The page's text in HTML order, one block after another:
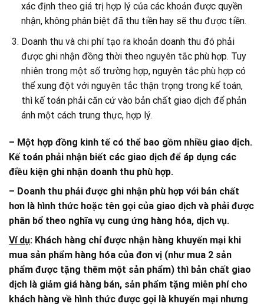
xác định theo giá trị hợp lý của các khoản được quyền
nhận, không phân biệt đã thu tiền hay sẽ thu được tiền.
Doanh thu và chi phí tạo ra khoản doanh thu đó phải
được ghi nhận đồng thời theo nguyên tắc phù hợp. Tuy
nhiên trong một số trường hợp, nguyên tắc phù hợp có
thể xung đột với nguyên tắc thận trọng trong kế toán,
thì kế toán phải căn cứ vào bản chất giao dịch để phản
ánh một cách trung thực, hợp lý.
– Một hợp đồng kinh tế có thể bao gồm nhiều giao dịch.
Kế toán phải nhận biết các giao dịch để áp dụng các
điều kiện ghi nhận doanh thu phù hợp.
– Doanh thu phải được ghi nhận phù hợp với bản chất
hơn là hình thức hoặc tên gọi của giao dịch và phải được
phân bổ theo nghĩa vụ cung ứng hàng hóa, dịch vụ.
Ví dụ: Khách hàng chỉ được nhận hàng khuyến mại khi
mua sản phẩm hàng hóa của đơn vị (như mua 2 sản
phẩm được tặng thêm một sản phẩm) thì bản chất giao
dịch là giảm giá hàng bán, sản phẩm tặng miễn phí cho
khách hàng về hình thức được gọi là khuyến mại nhưng